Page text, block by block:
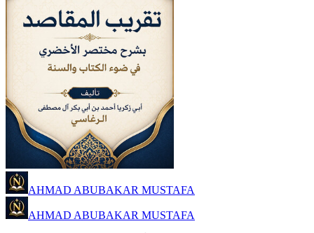
AHMAD ABUBAKAR MUSTAFA
AHMAD ABUBAKAR MUSTAFA